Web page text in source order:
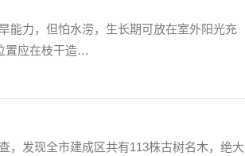
能力，但怕水涝，生长期可放在室外阳光充
置应在枝干造…
，发现全市建成区共有113株古树名木，绝大